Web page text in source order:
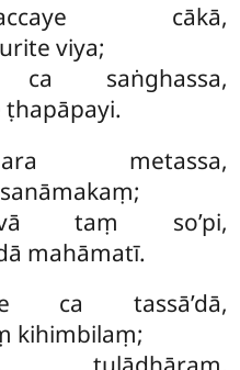
cākā,
viya;
ca saṅghassa,
metassa,
taṃ so’pi,
mahāmatī.
ca tassā’dā,
kihimbilaṃ;